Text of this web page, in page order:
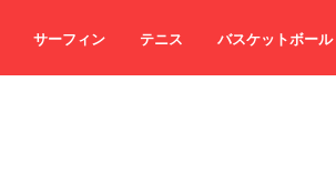
サーフィン テニス バスケットボール